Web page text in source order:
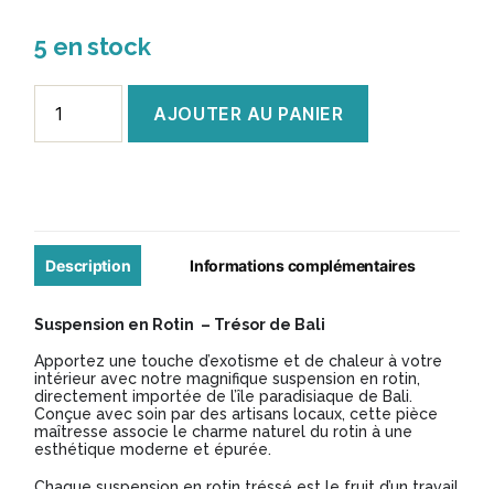
5 en stock
tressé
AJOUTER AU PANIER
Description Informations complémentaires
Suspension en Rotin – Trésor de Bali
Apportez une touche d’exotisme et de chaleur à votre
intérieur avec notre magnifique suspension en rotin,
directement importée de l’île paradisiaque de Bali.
Conçue avec soin par des artisans locaux, cette pièce
maîtresse associe le charme naturel du rotin à une
esthétique moderne et épurée.